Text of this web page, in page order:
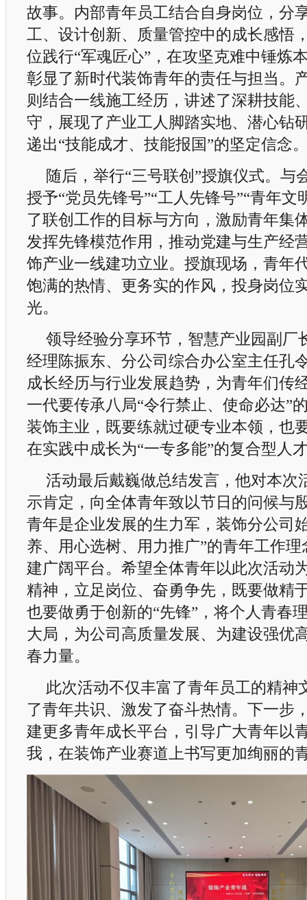
故事。内部青年员工结合自身岗位，分
工、设计创新、质量管控中的成长感悟
位践行“军魂匠心”，在攻坚克难中锤炼
彰显了新时代装饰青年的责任与担当。
则结合一线施工经历，讲述了深耕技能
守，展现了产业工人脚踏实地、潜心钻
递出“技能成才、技能报国”的坚定信念
随后，举行“三号联创”授旗仪式。与
授予“党员先锋号”“工人先锋号”“青年文
了联创工作的目标与方向，激励青年集
发挥先锋模范作用，推动党建与生产经
饰产业一线建功立业。授旗现场，青年
饱满的热情、更务实的作风，投身岗位
光。
领导经验分享环节，智慧产业园副厂
经理陈振东、分公司综合办公室主任孔
成长经历与行业发展趋势，为青年们传
一代要传承八局“令行禁止、使命必达”
装饰主业，既要练就过硬专业本领，也
在实践中成长为“一专多能”的复合型人
活动最后戴巍做总结发言，他对本次
示肯定，向全体青年致以节日的问候与
青年是企业发展的生力军，装饰分公司
养、用心选树、用力推广”的青年工作
建广阔平台。希望全体青年以此次活动
精神，立足岗位、奋勇争先，既要做精
也要做勇于创新的“先锋”，将个人青春
大局，为公司高质量发展、为建设强优
春力量。
此次活动不仅丰富了青年员工的精神
了青年共识、激发了奋斗热情。下一步
建更多青年成长平台，引导广大青年以
我，在装饰产业赛道上书写更加绚丽的